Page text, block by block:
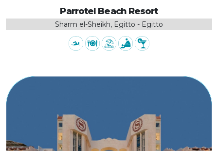
Parrotel Beach Resort
Sharm el-Sheikh, Egitto - Egitto